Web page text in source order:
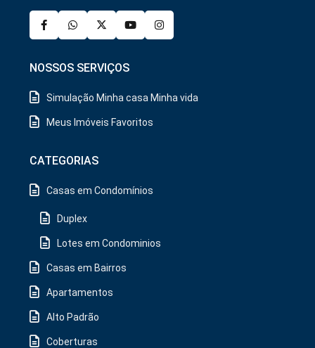
NOSSOS SERVIÇOS
Simulação Minha casa Minha vida
Meus Imóveis Favoritos
CATEGORIAS
Casas em Condomínios
Duplex
Lotes em Condominios
Casas em Bairros
Apartamentos
Alto Padrão
Coberturas